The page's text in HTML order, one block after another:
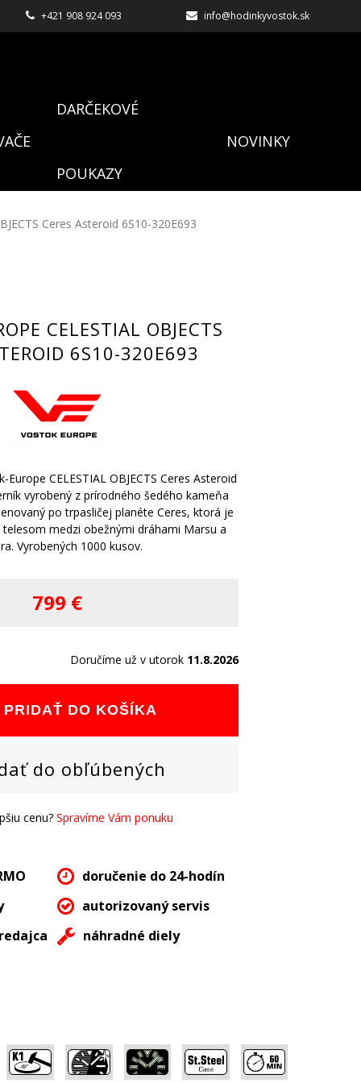
+421 908 924 093 info@hodinkyvostok.sk
DARČEKOVÉ
POUKAZY
NOVINKY
Ceres Asteroid 6S10-320E693
CELESTIAL OBJECTS
6S10-320E693
CELESTIAL OBJECTS Ceres Asteroid
vyrobený z prírodného šedého kameňa
po trpasličej planéte Ceres, ktorá je
medzi obežnými dráhami Marsu a
Vyrobených 1000 kusov.
799 €
Doručíme už v utorok 11.8.2026
PRIDAŤ DO KOŠÍKA
do obľúbených
cenu? Spravíme Vám ponuku
doručenie do 24-hodín
autorizovaný servis
náhradné diely